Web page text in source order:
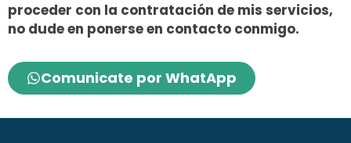
proceder con la contratación de mis servicios,
no dude en ponerse en contacto conmigo.
Comunicate por WhatApp